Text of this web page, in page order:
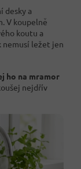
desky a
V koupelně
koutu a
nemusí ležet jen
ho na mramor
nejdřív